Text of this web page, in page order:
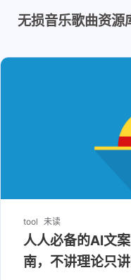
无损音乐歌曲资源
tool 未读
人人必备的AI文
南，不讲理论只